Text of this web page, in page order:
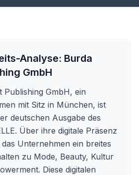
Analyse: Burda
GmbH
Publishing GmbH, ein
mit Sitz in München, ist
deutschen Ausgabe des
Über ihre digitale Präsenz
Unternehmen ein breites
zu Mode, Beauty, Kultur
Diese digitalen